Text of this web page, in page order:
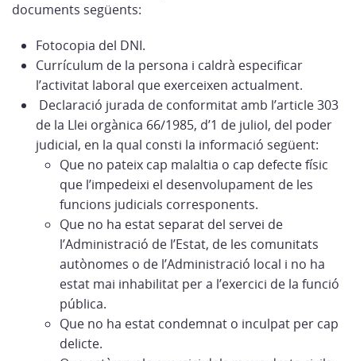
documents següents:
Fotocopia del DNI.
Currículum de la persona i caldrà especificar
l’activitat laboral que exerceixen actualment.
Declaració jurada de conformitat amb l’article 303
de la Llei orgànica 66/1985, d’1 de juliol, del poder
judicial, en la qual consti la informació següent:
Que no pateix cap malaltia o cap defecte físic
que l’impedeixi el desenvolupament de les
funcions judicials corresponents.
Que no ha estat separat del servei de
l’Administració de l’Estat, de les comunitats
autònomes o de l’Administració local i no ha
estat mai inhabilitat per a l’exercici de la funció
pública.
Que no ha estat condemnat o inculpat per cap
delicte.